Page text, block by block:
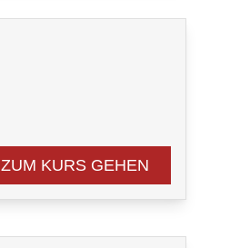
ZUM KURS GEHEN